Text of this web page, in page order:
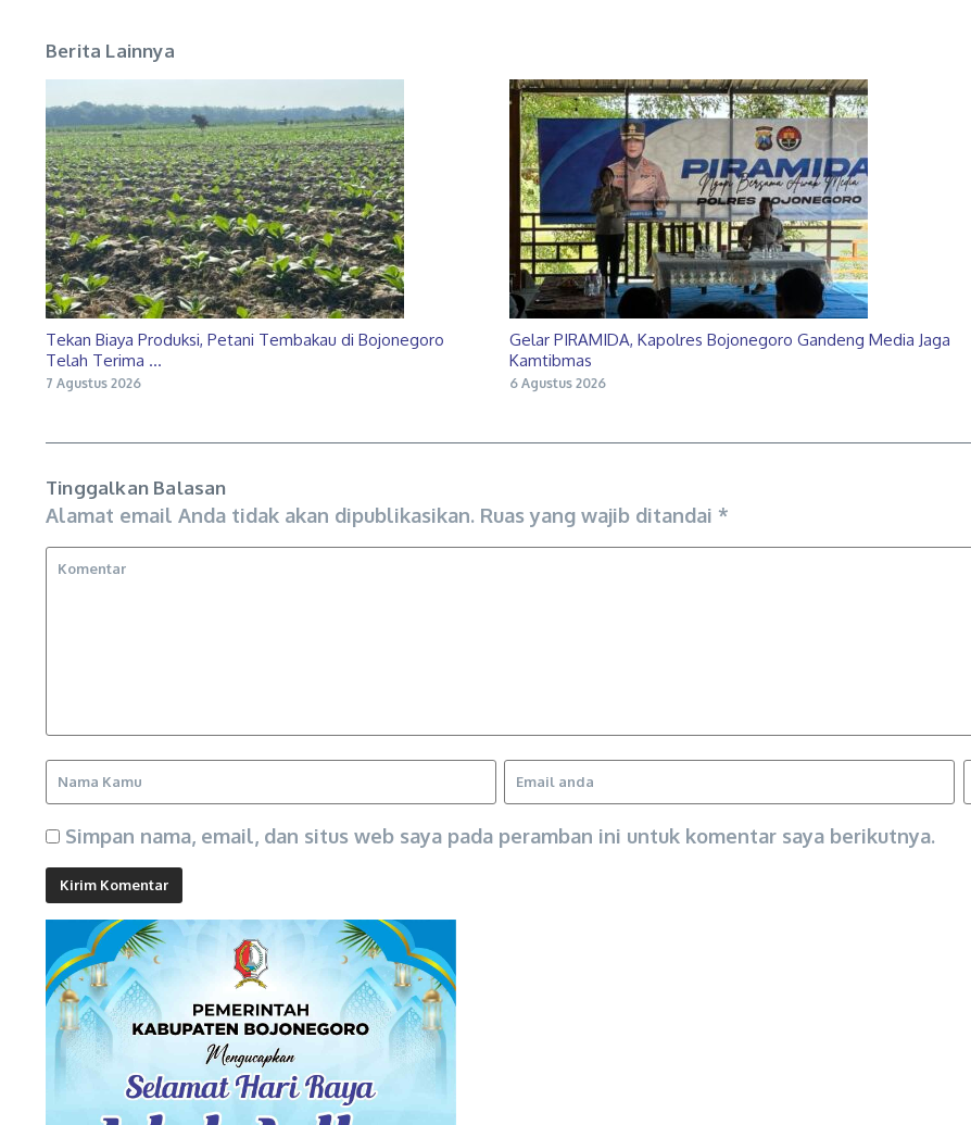
Berita Lainnya
Tekan Biaya Produksi, Petani Tembakau di Bojonegoro
Telah Terima ...
7 Agustus 2026
Gelar PIRAMIDA, Kapolres Bojonegoro Gandeng Media Jaga
Kamtibmas
6 Agustus 2026
Tinggalkan Balasan
Alamat email Anda tidak akan dipublikasikan. Ruas yang wajib ditandai *
Simpan nama, email, dan situs web saya pada peramban ini untuk komentar saya berikutnya.